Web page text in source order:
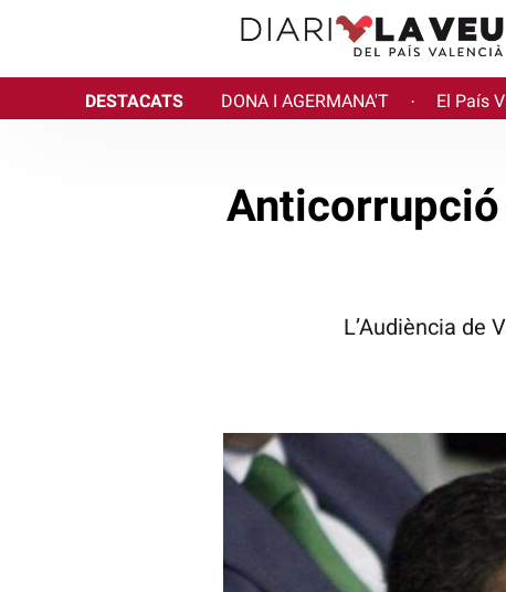
DESTACATS DONA I AGERMANA'T · El País
Anticorrupció
L’Audiència de